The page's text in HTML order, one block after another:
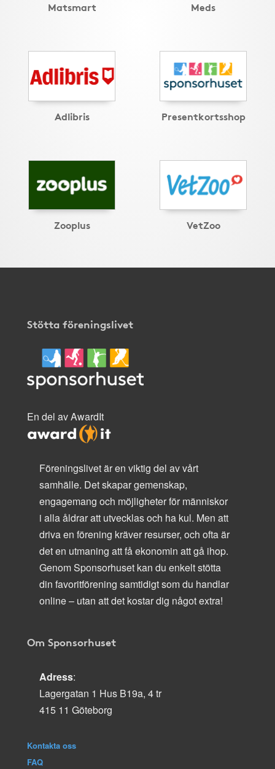
Matsmart Meds
Adlibris Presentkortsshop
Zooplus VetZoo
Stötta föreningslivet
En del av AwardIt
Föreningslivet är en viktig del av vårt
samhälle. Det skapar gemenskap,
engagemang och möjligheter för människor
i alla åldrar att utvecklas och ha kul. Men att
driva en förening kräver resurser, och ofta är
det en utmaning att få ekonomin att gå ihop.
Genom Sponsorhuset kan du enkelt stötta
din favoritförening samtidigt som du handlar
online – utan att det kostar dig något extra!
Om Sponsorhuset
Adress:
Lagergatan 1 Hus B19a, 4 tr
415 11 Göteborg
Kontakta oss
FAQ